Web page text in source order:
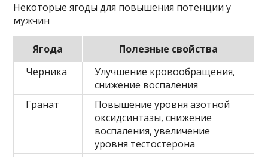
Некоторые ягоды для повышения потенции у
мужчин
Ягода
Полезные свойства
Черника
Улучшение кровообращения,
снижение воспаления
Гранат
Повышение уровня азотной
оксидсинтазы, снижение
воспаления, увеличение
уровня тестостерона